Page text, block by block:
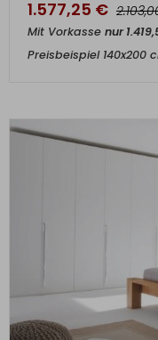
1.577,25 €
Mit Vorkasse nur
Preisbeispiel 140x200